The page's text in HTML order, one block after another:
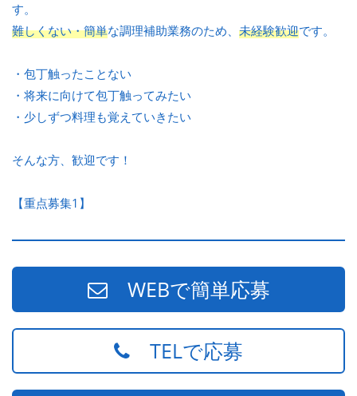
す。
難しくない・簡単な調理補助業務のため、 未経験歓迎です。
・包丁触ったことない
・将来に向けて包丁触ってみたい
・少しずつ料理も覚えていきたい
そんな方、歓迎です！
【重点募集1】
WEBで簡単応募
TELで応募